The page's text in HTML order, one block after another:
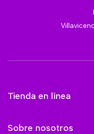
Tienda en línea
Sobre nosotros